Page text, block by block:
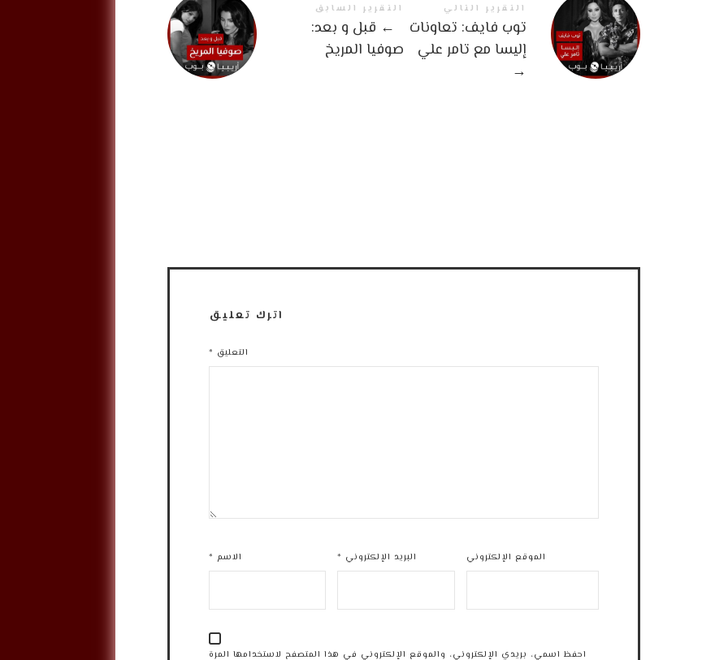
التقرير السابق
← قبل و بعد:
صوفيا المريخ
التقرير التالي
توب فايف: تعاونات
إليسا مع تامر علي
→
اترك تعليق
التعليق *
الاسم * البريد الإلكتروني * الموقع الإلكتروني
احفظ اسمي، بريدي الإلكتروني، والموقع الإلكتروني في هذا المتصفح لاستخدامها المرة